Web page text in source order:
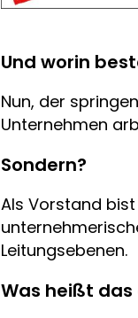
Und worin
Nun, der
Unternehmen
Sondern?
Als Vorstand
Leitungsebenen.
Was heißt das